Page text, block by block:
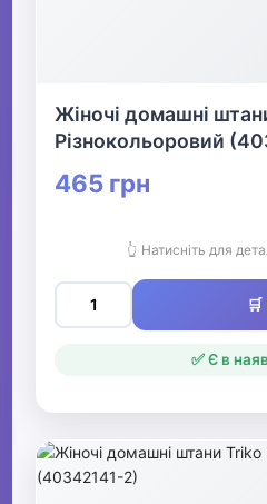
Жіночі домашні
Різнокольоровий
465 грн
👆 Натисніть для
✅ Є в